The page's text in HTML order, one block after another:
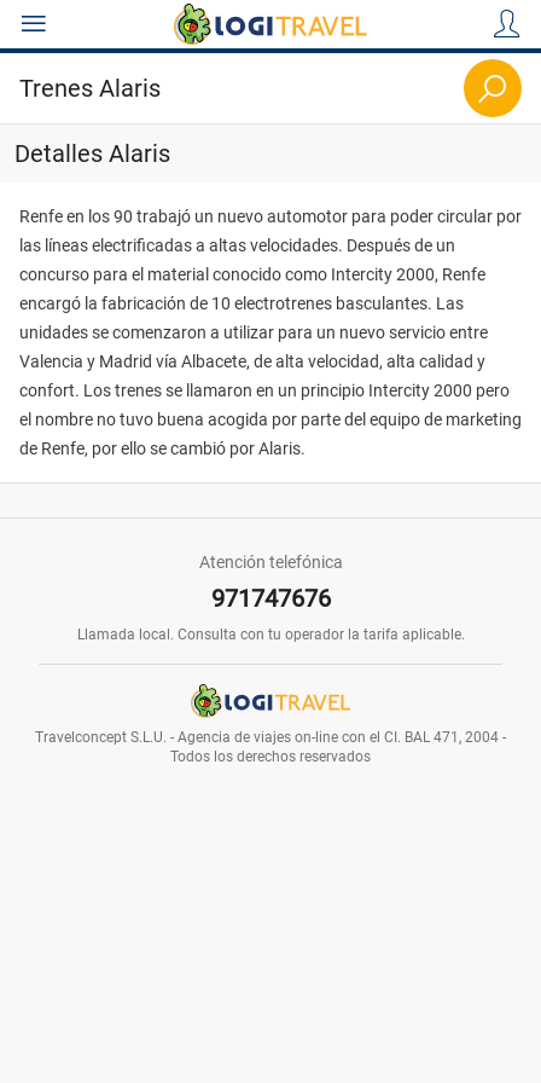
Paquetes
Cruceros
Circuitos
Viajes
Trenes Alaris
Detalles Alaris
Renfe en los 90 trabajó un nuevo automotor para poder circular por
las líneas electrificadas a altas velocidades. Después de un
concurso para el material conocido como Intercity 2000, Renfe
encargó la fabricación de 10 electrotrenes basculantes. Las
unidades se comenzaron a utilizar para un nuevo servicio entre
Valencia y Madrid vía Albacete, de alta velocidad, alta calidad y
confort. Los trenes se llamaron en un principio Intercity 2000 pero
el nombre no tuvo buena acogida por parte del equipo de marketing
de Renfe, por ello se cambió por Alaris.
Atención telefónica
971747676
Llamada local. Consulta con tu operador la tarifa aplicable.
Travelconcept S.L.U. - Agencia de viajes on-line con el CI. BAL 471, 2004 -
Todos los derechos reservados